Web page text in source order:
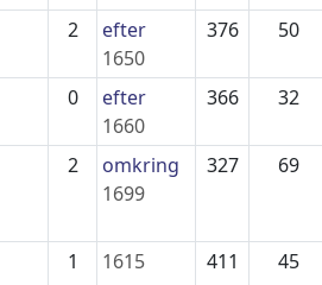
2
efter
1650
376 50
0
efter
1660
366 32
2
omkring
1699
327 69
1 1615 411 45